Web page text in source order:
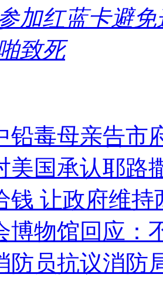
加红蓝卡避免
致死
铅毒母亲告市
美国承认耶路
钱 让政府维持
博物馆回应：
防员抗议消防